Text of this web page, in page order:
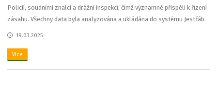
Policií, soudními znalci a drážní inspekcí, čímž významně přispěli k řízení
zásahu. Všechny data byla analyzována a ukládána do systému Jestřáb.
19.03.2025
Více